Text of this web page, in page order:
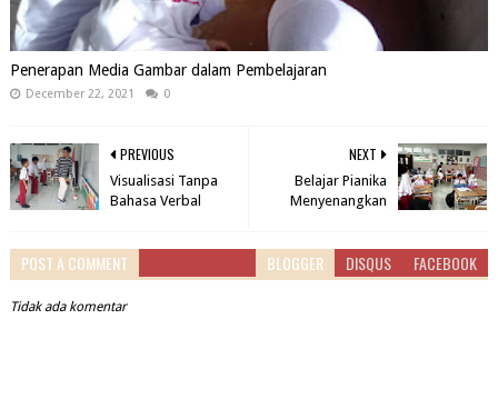
Penerapan Media Gambar dalam Pembelajaran
December 22, 2021 0
NEXT
Belajar Pianika
Menyenangkan
PREVIOUS
Visualisasi Tanpa
Bahasa Verbal
POST A COMMENT BLOGGER DISQUS FACEBOOK
Tidak ada komentar